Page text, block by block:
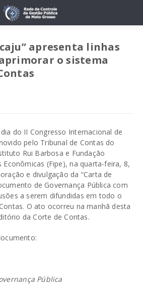
apresenta linhas
o sistema
do II Congresso Internacional de
pelo Tribunal de Contas do
Rui Barbosa e Fundação
(Fipe), na quarta-feira, 8,
e divulgação da “Carta de
de Governança Pública com
a serem difundidas em todo o
O ato ocorreu na manhã desta
da Corte de Contas.
Pública